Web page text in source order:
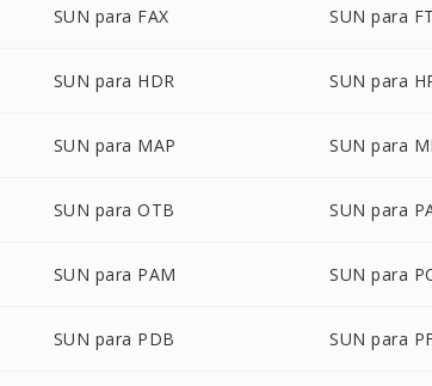
SUN para FAX SUN para
SUN para HDR SUN para
SUN para MAP SUN para
SUN para OTB SUN para
SUN para PAM SUN para
SUN para PDB SUN para